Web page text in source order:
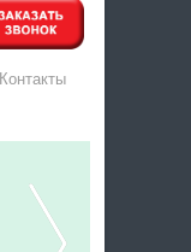
Контакты